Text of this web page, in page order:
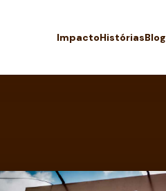
ImpactoHistóriasBlog